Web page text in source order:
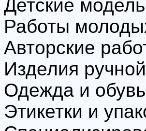
Детские
Работы
Авторские
Изделия
Одежда и
Этикетки и